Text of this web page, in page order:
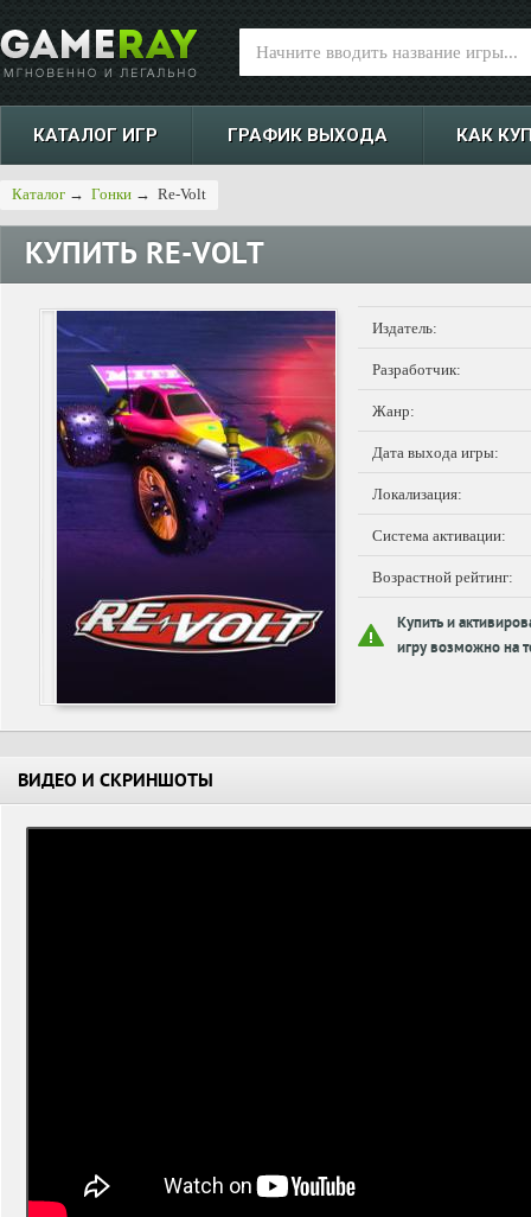
КАТАЛОГ ИГР ГРАФИК ВЫХОДА КАК
Каталог → Гонки → Re-Volt
КУПИТЬ RE-VOLT
Издатель:
Разработчик:
Жанр:
Дата выхода игры:
Локализация:
Система активации:
Возрастной рейтинг:
Купить и
игру возможно на
ВИДЕО И СКРИНШОТЫ